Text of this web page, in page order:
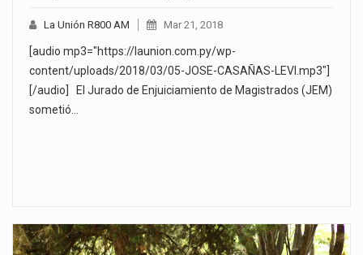
La Unión R800 AM Mar 21, 2018
[audio mp3="https://launion.com.py/wp-
content/uploads/2018/03/05-JOSE-CASAÑAS-LEVI.mp3"]
[/audio] El Jurado de Enjuiciamiento de Magistrados (JEM)
sometió…